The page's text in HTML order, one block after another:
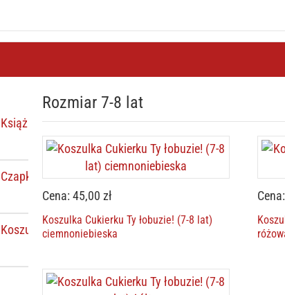
Książki
Czapki
Koszulki
Rozmiar 7-8 lat
Cena: 45,00 zł
Koszulka Cukierku Ty łobuzie! (7-8 lat)
ciemnoniebieska